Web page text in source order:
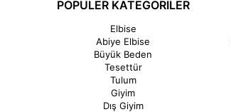
POPÜLER KATEGORİLER
Elbise
Abiye Elbise
Büyük Beden
Tesettür
Tulum
Giyim
Dış Giyim